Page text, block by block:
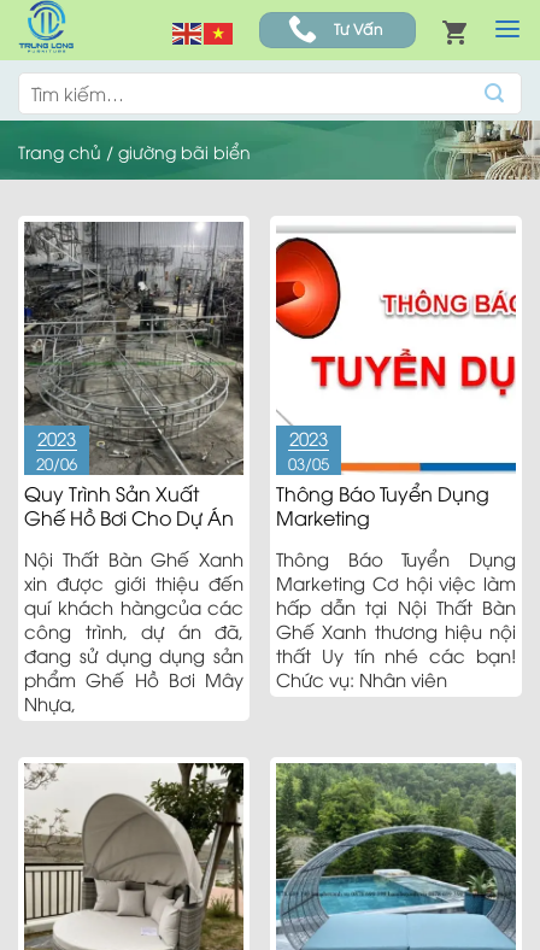
Skip
content
Tư Vấn
Tìm
kiếm:
Trang chủ / giường bãi biển
2023
20/06
Quy Trình Sản Xuất
Ghế Hồ Bơi Cho Dự Án
Nội Thất Bàn Ghế Xanh
xin được giới thiệu đến
quí khách hàngcủa các
công trình, dự án đã,
đang sử dụng dụng sản
phẩm Ghế Hồ Bơi Mây
Nhựa,
2023
03/05
Thông Báo Tuyển Dụng
Marketing
Thông Báo Tuyển Dụng
Marketing Cơ hội việc làm
hấp dẫn tại Nội Thất Bàn
Ghế Xanh thương hiệu nội
thất Uy tín nhé các bạn!
Chức vụ: Nhân viên